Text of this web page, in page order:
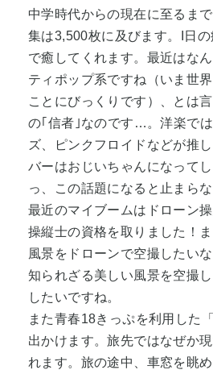
中学時代からの現在に至るま
集は3,500枚に及びます。I日
で癒してくれます。最近はな
ティポップ系ですね（いま世
ことにびっくりです）、とは
の｢信者｣なのです…。洋楽で
ズ、ピンクフロイドなどが推
バーはおじいちゃんになって
っ、この話題になると止まら
最近のマイブームはドローン
操縦士の資格を取りました！
風景をドローンで空撮したい
知られざる美しい風景を空撮
したいですね。
また青春18きっぷを利用した
出かけます。旅先ではなぜか
れます。旅の途中、車窓を眺